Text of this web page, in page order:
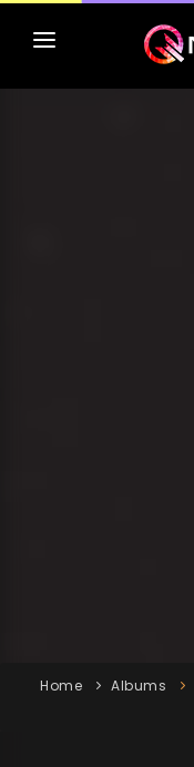
TOP MP3 ITUNES
Home Albums